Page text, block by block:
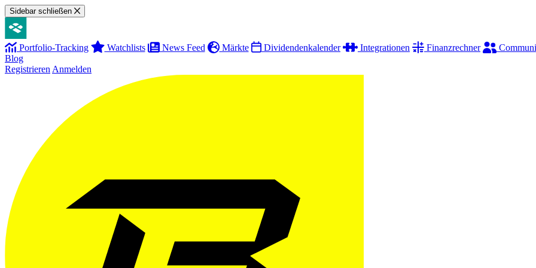
Sidebar schließen
Portfolio-Tracking Watchlists News Feed Märkte Dividendenkalender Integrationen Finanzrechner
Blog
Registrieren Anmelden